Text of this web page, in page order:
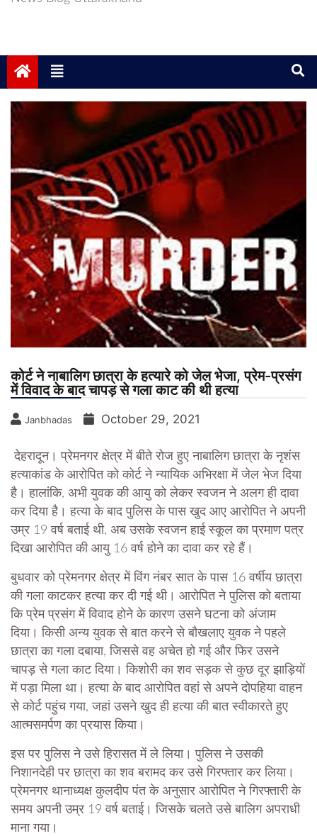
कोर्ट ने नाबालिग छात्रा के हत्यारे को जेल भेजा, प्रेम-प्रसंग
में विवाद के बाद चापड़ से गला काट की थी हत्या
Janbhadas October 29, 2021
देहरादून।प्रेमनगर क्षेत्र में बीते रोज हुए नाबालिग छात्रा के नृशंस
हत्याकांड के आरोपित को कोर्ट ने न्यायिक अभिरक्षा में जेल भेज दिया
है। हालांकि, अभी युवक की आयु को लेकर स्वजन ने अलग ही दावा
कर दिया है। हत्या के बाद पुलिस के पास खुद आए आरोपित ने अपनी
उम्र 19 वर्ष बताई थी, अब उसके स्वजन हाई स्कूल का प्रमाण पत्र
दिखा आरोपित की आयु 16 वर्ष होने का दावा कर रहे हैं।
बुधवार को प्रेमनगर क्षेत्र में विंग नंबर सात के पास 16 वर्षीय छात्रा
की गला काटकर हत्या कर दी गई थी। आरोपित ने पुलिस को बताया
कि प्रेम प्रसंग में विवाद होने के कारण उसने घटना को अंजाम
दिया। किसी अन्य युवक से बात करने से बौखलाए युवक ने पहले
छात्रा का गला दबाया, जिससे वह अचेत हो गई और फिर उसने
चापड़ से गला काट दिया। किशोरी का शव सड़क से कुछ दूर झाड़ियों
में पड़ा मिला था। हत्या के बाद आरोपित वहां से अपने दोपहिया वाहन
से कोर्ट पहुंच गया, जहां उसने खुद ही हत्या की बात स्वीकारते हुए
आत्मसमर्पण का प्रयास किया।
इस पर पुलिस ने उसे हिरासत में ले लिया। पुलिस ने उसकी
निशानदेही पर छात्रा का शव बरामद कर उसे गिरफ्तार कर लिया।
प्रेमनगर थानाध्यक्ष कुलदीप पंत के अनुसार आरोपित ने गिरफ्तारी के
समय अपनी उम्र 19 वर्ष बताई। जिसके चलते उसे बालिग अपराधी
माना गया।